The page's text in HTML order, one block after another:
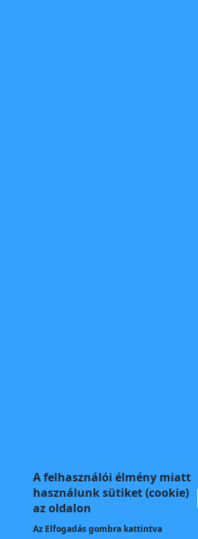
A felhasználói élmény miatt
használunk sütiket (cookie)
az oldalon
Az Elfogadásgombra kattintva